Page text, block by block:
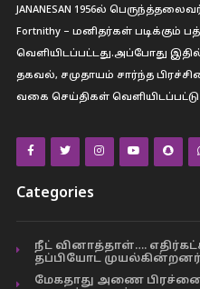
JANANESAN 1956ல்
Fortnithy – மனிதர்கள் படிக்கும்
வெளியிடப்பட்டது.அப்போது
தகவல், சமுதாயம் சார்ந்த
வகை செய்திகள் வெளியிடப்பட்டு
Categories
நீட் வினாத்தாள்….
தப்பியோட
மேகதாது அணை